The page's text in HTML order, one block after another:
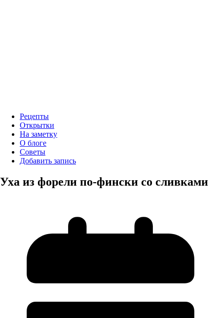
Рецепты
Открытки
На заметку
О блоге
Советы
Добавить запись
Уха из форели по-фински со сливками